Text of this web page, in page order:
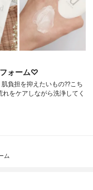
ォーム♡
負担を抑えたいもの?? こち
をケアしながら洗浄してく
ム